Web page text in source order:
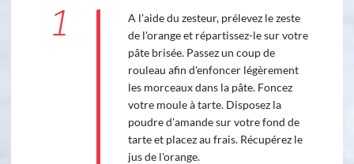
1
A l'aide du zesteur, prélevez le zeste
de l'orange et répartissez-le sur votre
pâte brisée. Passez un coup de
rouleau afin d'enfoncer légèrement
les morceaux dans la pâte. Foncez
votre moule à tarte. Disposez la
poudre d'amande sur votre fond de
tarte et placez au frais. Récupérez le
jus de l'orange.